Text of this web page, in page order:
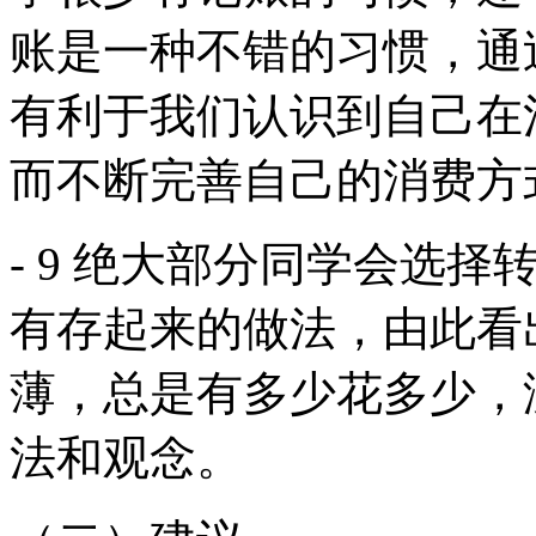
账是一种不错的习惯，
有利于我们认识到自己
而不断完善自己的消费
- 9 绝大部分同学会选择
有存起来的做法，由此
薄，总是有多少花多少
法和观念。